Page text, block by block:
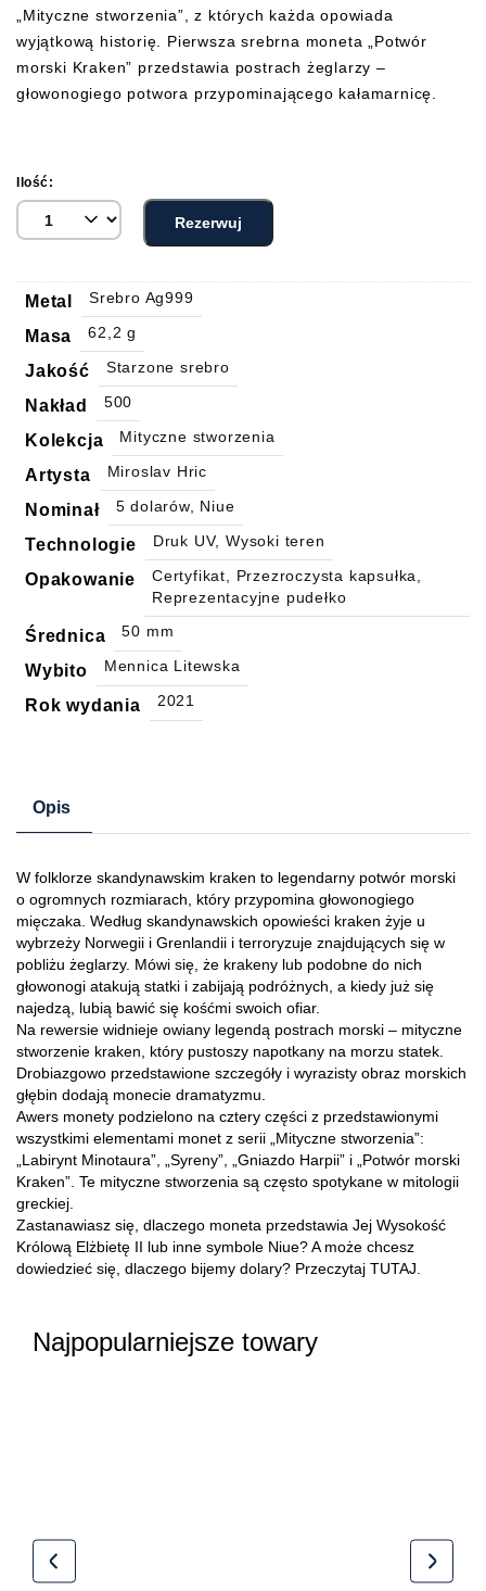
„Mityczne stworzenia”, z których każda opowiada
wyjątkową historię. Pierwsza srebrna moneta „Potwór
morski Kraken” przedstawia postrach żeglarzy –
głowonogiego potwora przypominającego kałamarnicę.
Ilość:
Rezerwuj
Metal Srebro Ag999
Masa 62,2 g
Jakość Starzone srebro
Nakład 500
Kolekcja Mityczne stworzenia
Artysta Miroslav Hric
Nominał 5 dolarów, Niue
Technologie Druk UV, Wysoki teren
Opakowanie
Certyfikat, Przezroczysta kapsułka,
Reprezentacyjne pudełko
Średnica 50 mm
Wybito Mennica Litewska
Rok wydania 2021
Opis
W folklorze skandynawskim kraken to legendarny potwór morski
o ogromnych rozmiarach, który przypomina głowonogiego
mięczaka. Według skandynawskich opowieści kraken żyje u
wybrzeży Norwegii i Grenlandii i terroryzuje znajdujących się w
pobliżu żeglarzy. Mówi się, że krakeny lub podobne do nich
głowonogi atakują statki i zabijają podróżnych, a kiedy już się
najedzą, lubią bawić się kośćmi swoich ofiar.
Na rewersie widnieje owiany legendą postrach morski – mityczne
stworzenie kraken, który pustoszy napotkany na morzu statek.
Drobiazgowo przedstawione szczegóły i wyrazisty obraz morskich
głębin dodają monecie dramatyzmu.
Awers monety podzielono na cztery części z przedstawionymi
wszystkimi elementami monet z serii „Mityczne stworzenia”:
„Labirynt Minotaura”, „Syreny”, „Gniazdo Harpii” i „Potwór morski
Kraken”. Te mityczne stworzenia są często spotykane w mitologii
greckiej.
Zastanawiasz się, dlaczego moneta przedstawia Jej Wysokość
Królową Elżbietę II lub inne symbole Niue? A może chcesz
dowiedzieć się, dlaczego bijemy dolary? Przeczytaj TUTAJ.
Najpopularniejsze towary